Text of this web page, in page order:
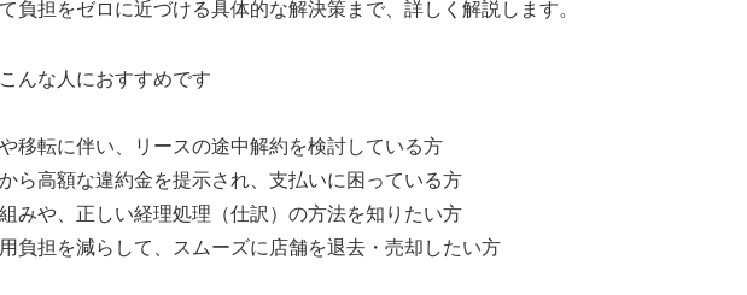
負担をゼロに近づける具体的な解決策まで、詳しく解説します。
んな人におすすめです
移転に伴い、リースの途中解約を検討している方
ら高額な違約金を提示され、支払いに困っている方
みや、正しい経理処理（仕訳）の方法を知りたい方
負担を減らして、スムーズに店舗を退去・売却したい方